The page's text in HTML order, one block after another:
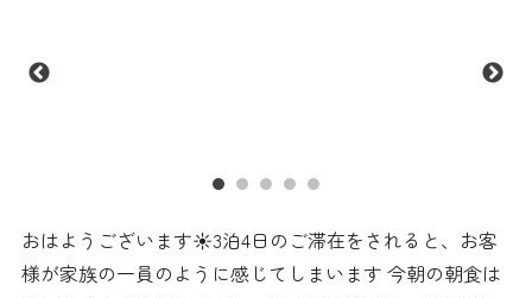
おはようございます☀️3泊4日のご滞在をされると、お客
様が家族の一員のように感じてしまいます 今朝の朝食は